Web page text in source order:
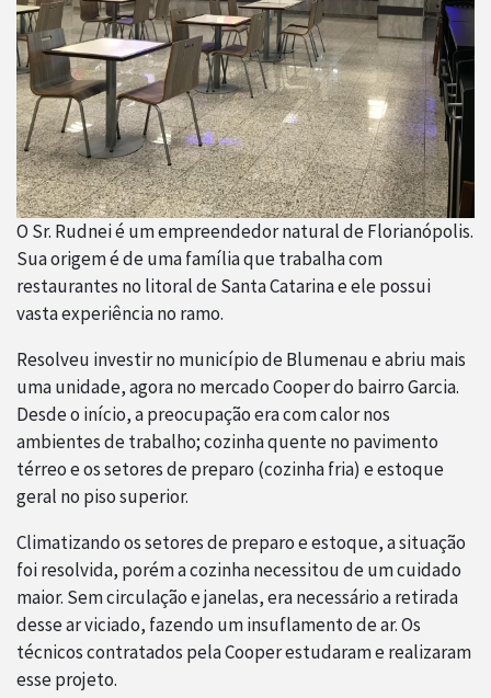
O Sr. Rudnei é um empreendedor natural de Florianópolis.
Sua origem é de uma família que trabalha com
restaurantes no litoral de Santa Catarina e ele possui
vasta experiência no ramo.
Resolveu investir no município de Blumenau e abriu mais
uma unidade, agora no mercado Cooper do bairro Garcia.
Desde o início, a preocupação era com calor nos
ambientes de trabalho; cozinha quente no pavimento
térreo e os setores de preparo (cozinha fria) e estoque
geral no piso superior.
Climatizando os setores de preparo e estoque, a situação
foi resolvida, porém a cozinha necessitou de um cuidado
maior. Sem circulação e janelas, era necessário a retirada
desse ar viciado, fazendo um insuflamento de ar. Os
técnicos contratados pela Cooper estudaram e realizaram
esse projeto.